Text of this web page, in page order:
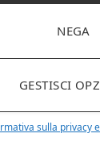
NEGA
GESTISCI
sulla privacy
nella
o vuoi un